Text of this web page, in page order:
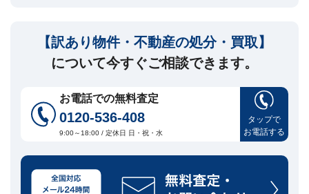
【訳あり物件・不動産の処分・買取】
について今すぐご相談できます。
お電話での無料査定
0120-536-408
9:00～18:00 / 定休日 日・祝・水
タップで
お電話する